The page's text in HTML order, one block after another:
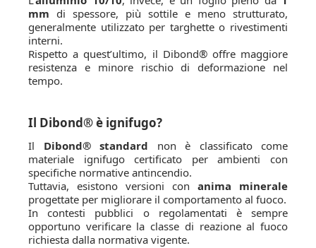
mm di spessore, più sottile e meno strutturato,
generalmente utilizzato per targhette o rivestimenti
interni.
Rispetto a quest’ultimo, il Dibond® offre maggiore
resistenza e minore rischio di deformazione nel
tempo.
Il Dibond® è ignifugo?
Il Dibond® standard non è classificato come
materiale ignifugo certificato per ambienti con
specifiche normative antincendio.
Tuttavia, esistono versioni con anima minerale
progettate per migliorare il comportamento al fuoco.
In contesti pubblici o regolamentati è sempre
opportuno verificare la classe di reazione al fuoco
richiesta dalla normativa vigente.